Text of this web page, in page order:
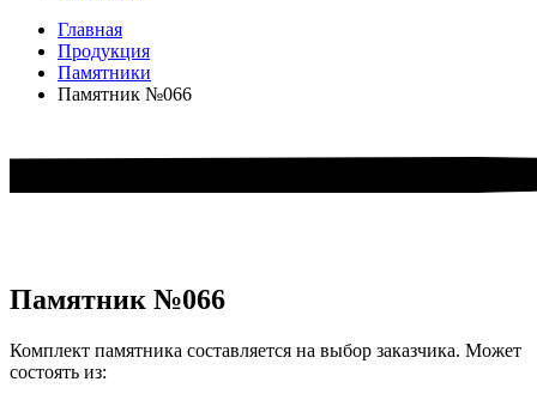
Главная
Продукция
Памятники
Памятник №066
Памятник №066
Комплект памятника составляется на выбор заказчика. Может
состоять из: